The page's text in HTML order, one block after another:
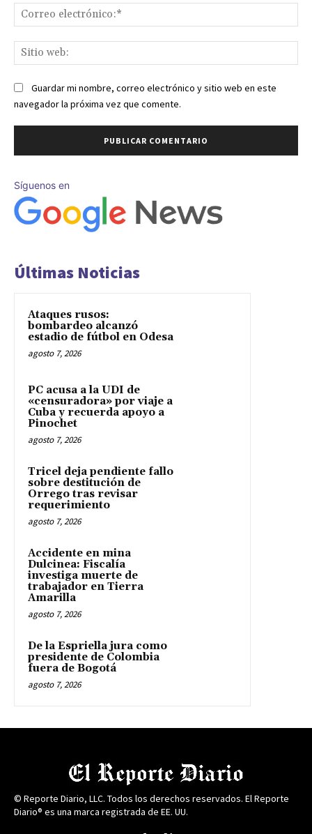
Guardar mi nombre, correo electrónico y sitio web en este
navegador la próxima vez que comente.
Síguenos en
Últimas Noticias
Ataques rusos:
bombardeo alcanzó
estadio de fútbol en Odesa
agosto 7, 2026
PC acusa a la UDI de
«censuradora» por viaje a
Cuba y recuerda apoyo a
Pinochet
agosto 7, 2026
Tricel deja pendiente fallo
sobre destitución de
Orrego tras revisar
requerimiento
agosto 7, 2026
Accidente en mina
Dulcinea: Fiscalía
investiga muerte de
trabajador en Tierra
Amarilla
agosto 7, 2026
De la Espriella jura como
presidente de Colombia
fuera de Bogotá
agosto 7, 2026
© Reporte Diario, LLC. Todos los derechos reservados. El Reporte
Diario® es una marca registrada de EE. UU.